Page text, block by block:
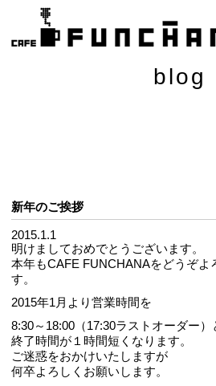
blog
新年のご挨拶
2015.1.1
明けましておめでとうございます。
本年もCAFE FUNCHANAをどうぞよ
す。
2015年1月より営業時間を
8:30～18:00（17:30ラストオーダー）
終了時間が１時間短くなります。
ご迷惑をおかけいたしますが
何卒よろしくお願いします。